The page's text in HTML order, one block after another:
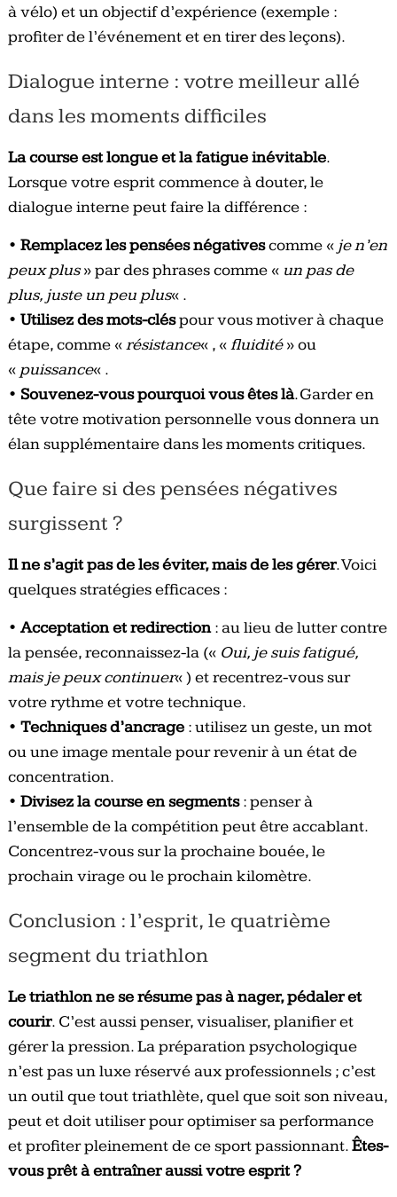
à vélo) et un objectif d’expérience (exemple :
profiter de l’événement et en tirer des leçons).
Dialogue interne : votre meilleur allé
dans les moments difficiles
La course est longue et la fatigue inévitable.
Lorsque votre esprit commence à douter, le
dialogue interne peut faire la différence :
• Remplacez les pensées négativescomme « je n’en
peux plus» par des phrases comme « un pas de
plus, juste un peu plus« .
• Utilisez des mots-cléspour vous motiver à chaque
étape, comme «résistance« , «fluidité» ou
« puissance« .
• Souvenez-vous pourquoi vous êtes là. Garder en
tête votre motivation personnelle vous donnera un
élan supplémentaire dans les moments critiques.
Que faire si des pensées négatives
surgissent ?
Il ne s’agit pas de les éviter, mais de les gérer. Voici
quelques stratégies efficaces :
•Acceptation et redirection: au lieu de lutter contre
la pensée, reconnaissez-la (« Oui, je suis fatigué,
mais je peux continuer« ) et recentrez-vous sur
votre rythme et votre technique.
• Techniques d’ancrage: utilisez un geste, un mot
ou une image mentale pour revenir à un état de
concentration.
• Divisez la course en segments: penser à
l’ensemble de la compétition peut être accablant.
Concentrez-vous sur la prochaine bouée, le
prochain virage ou le prochain kilomètre.
Conclusion : l’esprit, le quatrième
segment du triathlon
Le triathlon ne se résume pas à nager, pédaler et
courir. C’est aussi penser, visualiser, planifier et
gérer la pression. La préparation psychologique
n’est pas un luxe réservé aux professionnels ; c’est
un outil que tout triathlète, quel que soit son niveau,
peut et doit utiliser pour optimiser sa performance
et profiter pleinement de ce sport passionnant.Êtes-
vous prêt à entraîner aussi votre esprit ?